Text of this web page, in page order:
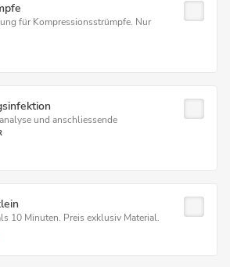
für Kompressionsstrümpfe. Nur
und anschliessende
10 Minuten. Preis exklusiv Material.